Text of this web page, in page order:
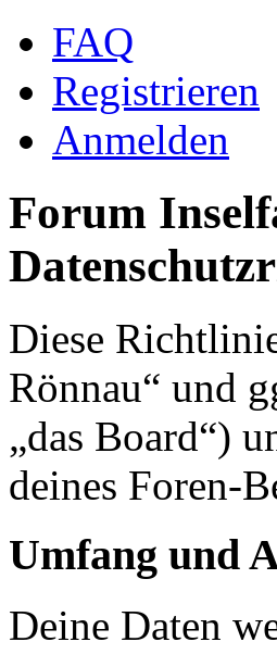
FAQ
Registrieren
Anmelden
Forum
Diese
Rönnau“ und
„das Board“)
deines Foren-
Umfang und
Deine Daten